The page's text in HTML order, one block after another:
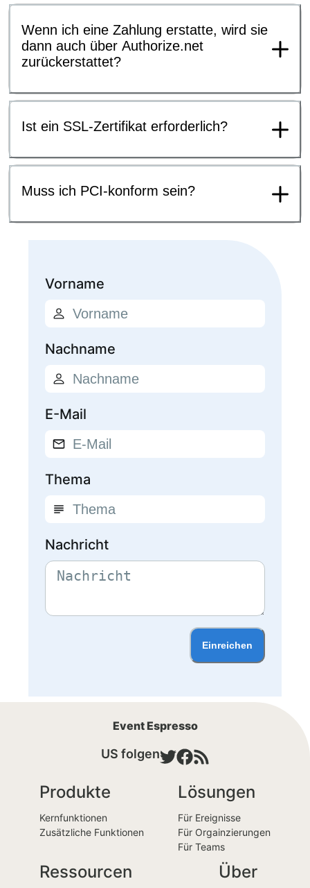
Wenn ich eine Zahlung erstatte, wird sie
dann auch über Authorize.net
zurückerstattet?
Ist ein SSL-Zertifikat erforderlich?
Muss ich PCI-konform sein?
Vorname
Nachname
E-Mail
Thema
Nachricht
Einreichen
Event Espresso
US folgen
Produkte
Kernfunktionen
Zusätzliche Funktionen
Lösungen
Für Ereignisse
Für Orgainzierungen
Für Teams
Ressourcen Über